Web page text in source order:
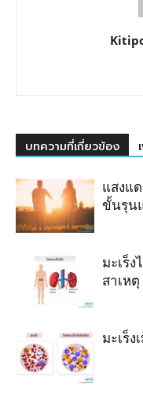
บทความที่เกี่ยวข้อง
แสงแ
ขั้นรุน
มะเร็ง
สาเห
มะเร็ง